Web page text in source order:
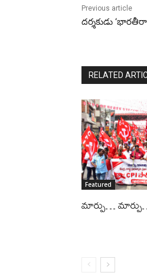
Previous article
దర్శకుడు
RELATED
Featured
మార్పు…